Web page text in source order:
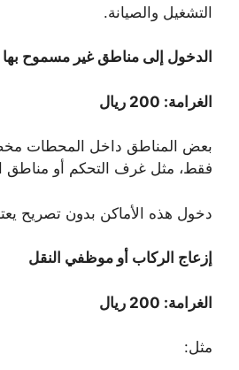
التشغيل والصيانة.
الدخول إلى مناطق غير مسموح بها
الغرامة: 200 ريال
بعض المناطق داخل المحطات
فقط، مثل غرف التحكم أو مناطق
دخول هذه الأماكن بدون تصريح
إزعاج الركاب أو موظفي النقل
الغرامة: 200 ريال
مثل: